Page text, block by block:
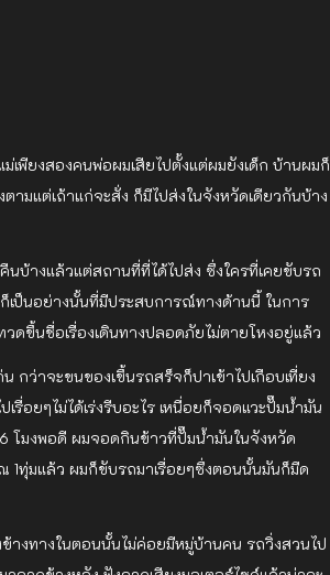
เพียงสองคนพ่อผมเสียไปตั้งแต่ผมยังเด็ก บ้านผมก็
มแต่เถ้าแก่จะสั่ง ก็มีไปส่งในจังหวัดเดียวกันบ้าง
นบ้างแล้วแต่สถานที่ที่ได้ไปส่ง ซึ่งใครที่เคยขับรถ
ป็นอย่างนั้นที่มีประสบการณ์ทางด้านนี้ ในการ
ขึ้นชื่อเรื่องเดินทางปลอดภัยไม่ตายโหงอยู่แล้ว
กว่าจะขนของเขึ้นรถสร็จก็ปาเข้าไปเกือบเที่ยง
อยๆไม่ได้เร่งรีบอะไร เหนื่อยก็จอดแวะปั๊มน้ำมัน
โมงพอดี ผมจอดกินข้าวที่ปั๊มน้ำมันในจังหวัด
ทุ่มแล้ว ผมก็ขับรถมาเรื่อยๆซึ่งตอนนั้นมันก็มืด
งทางในตอนนั้นไม่ค่อยมีหมู่บ้านคน รถวิ่งสวนไป